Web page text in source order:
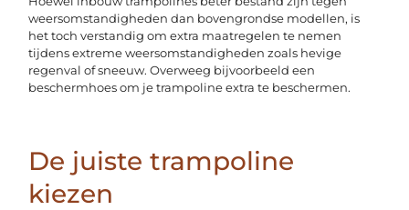
weersomstandigheden dan bovengrondse modellen, is
het toch verstandig om extra maatregelen te nemen
tijdens extreme weersomstandigheden zoals hevige
regenval of sneeuw. Overweeg bijvoorbeeld een
beschermhoes om je trampoline extra te beschermen.
De juiste trampoline
kiezen